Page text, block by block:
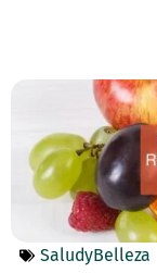
SaludyBelleza